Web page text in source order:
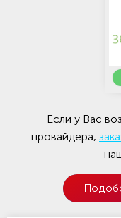
Если у Вас
провайдера,